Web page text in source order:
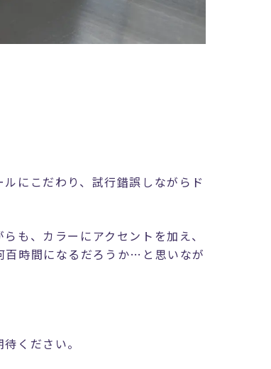
にこだわり、試行錯誤しながらド
も、カラーにアクセントを加え、
時間になるだろうか…と思いなが
ください。